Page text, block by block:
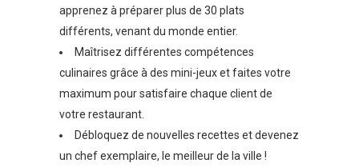
apprenez à préparer plus de 30 plats
différents, venant du monde entier.
Maîtrisez différentes compétences
culinaires grâce à des mini-jeux et faites votre
maximum pour satisfaire chaque client de
votre restaurant.
Débloquez de nouvelles recettes et devenez
un chef exemplaire, le meilleur de la ville !